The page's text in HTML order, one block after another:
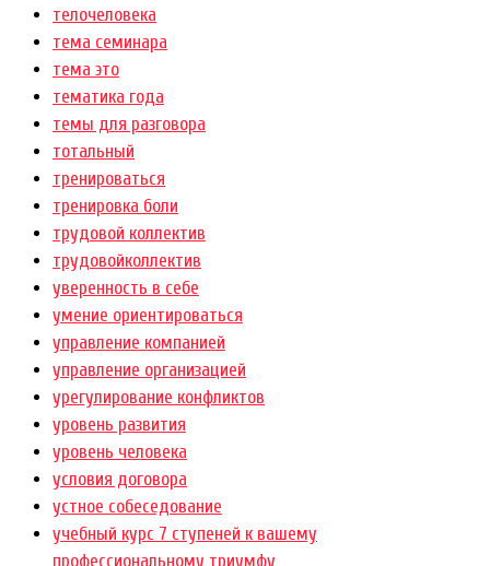
телочеловека
тема семинара
тема это
тематика года
темы для разговора
тотальный
тренироваться
тренировка боли
трудовой коллектив
трудовойколлектив
уверенность в себе
умение ориентироваться
управление компанией
управление организацией
урегулирование конфликтов
уровень развития
уровень человека
условия договора
устное собеседование
учебный курс 7 ступеней к вашему
профессиональному триумфу